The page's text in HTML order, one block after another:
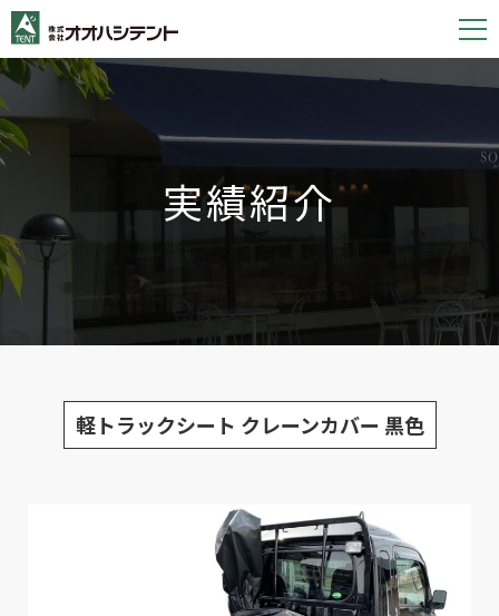
i
p
t
o
o
n
t
実績紹介
軽トラックシート クレーンカバー 黒色